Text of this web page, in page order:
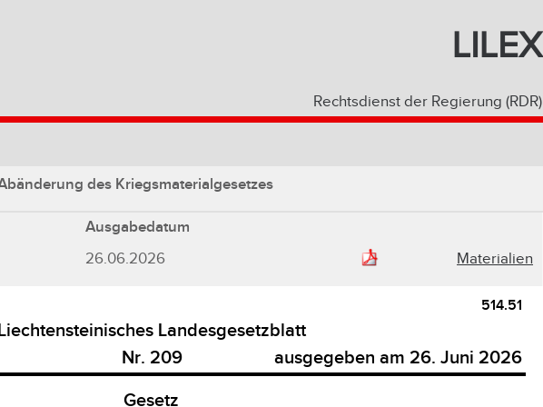
LILEX
Rechtsdienst der Regierung (RDR)
des Kriegsmaterialgesetzes
Ausgabedatum
26.06.2026 Materialien